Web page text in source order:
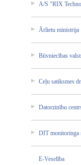
A/S "RIX
Ārlietu ministr­ija
Būvniec­ības
Ceļu satiksm­es
Datorzi­nību
DIT monitor­inga
E-Vesel­ība